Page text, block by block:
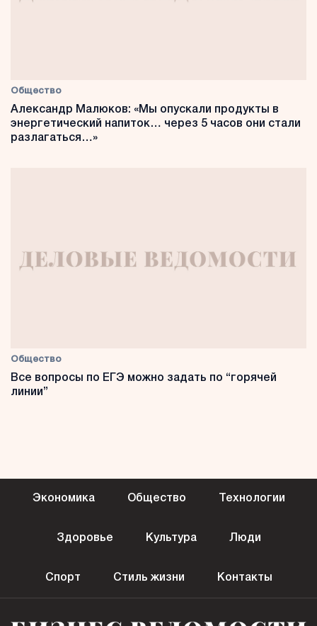
Общество
Александр Малюков: «Мы опускали продукты в
энергетический напиток… через 5 часов они стали
разлагаться…»
Общество
Все вопросы по ЕГЭ можно задать по “горячей
линии”
Экономика Общество Технологии
Здоровье Культура Люди
Спорт Стиль жизни Контакты